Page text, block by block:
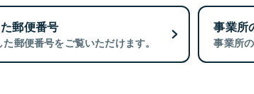
郵便番号
郵便番号をご覧いただけます。
事業所
事業所